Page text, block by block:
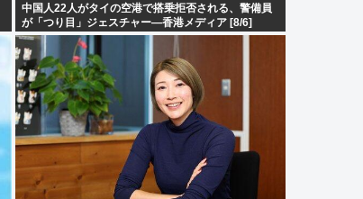
中国人22人がタイの空港で搭乗拒否される、警備員
が「つり目」ジェスチャー―香港メディア [8/6]